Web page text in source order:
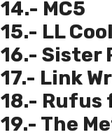
14.- MC5
15.- LL
16.- Sister
17.- Link
18.- Rufus
19.- The